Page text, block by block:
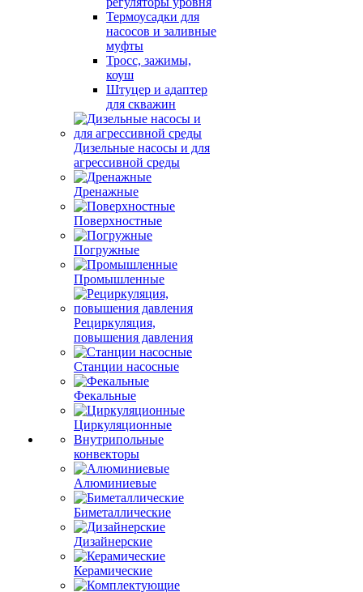
Термоусадки для
насосов и заливные
муфты
Тросс, зажимы,
коуш
Штуцер и адаптер
для скважин
Дизельные насосы и для
агрессивной среды
Дренажные
Поверхностные
Погружные
Промышленные
Рециркуляция,
повышения давления
Станции насосные
Фекальные
Циркуляционные
Внутрипольные
конвекторы
Алюминиевые
Биметаллические
Дизайнерские
Керамические